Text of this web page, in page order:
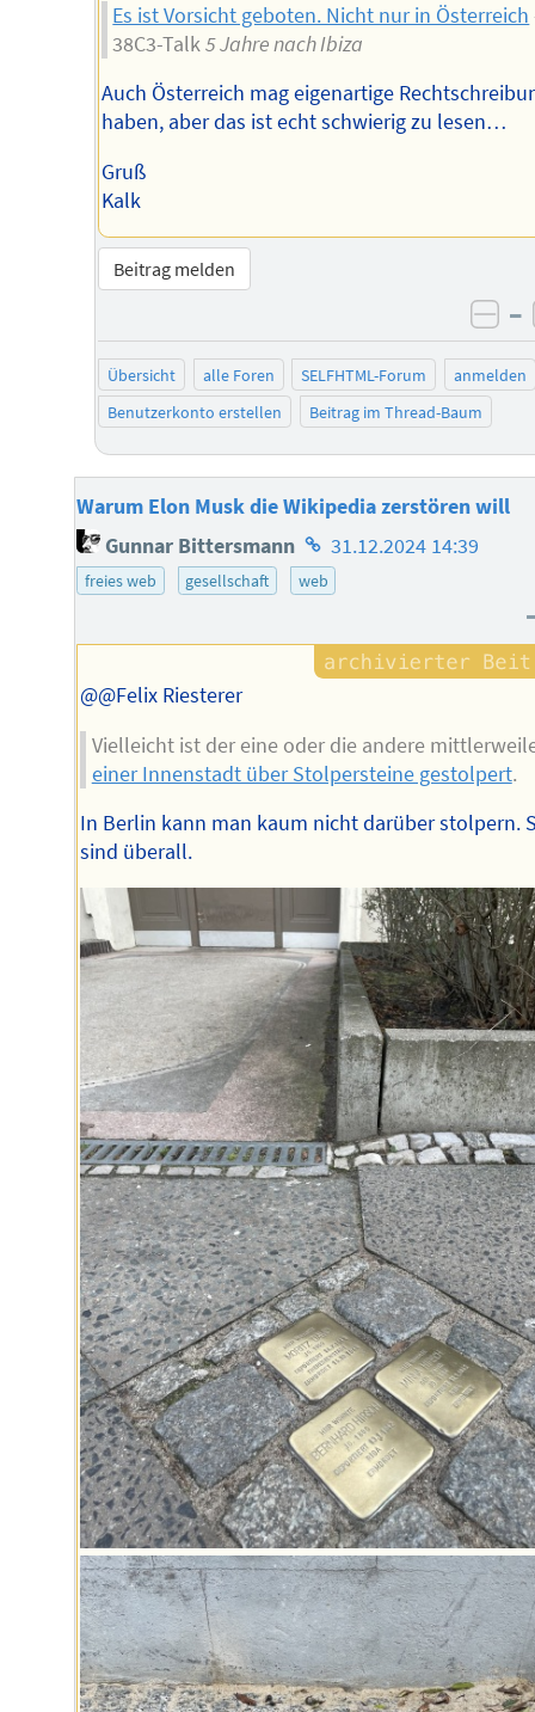
Es ist Vorsicht geboten. Nicht nur in Österreich
38C3-Talk5 Jahre nach Ibiza
Auch Österreich mag eigenartige
haben, aber das ist echt schwierig zu lesen…
Gruß
Kalk
Beitrag melden
–
Übersicht alle Foren SELFHTML-Forum
anmelden
Benutzerkonto erstellen
Beitrag im Thread-Baum
Warum Elon Musk die Wikipedia zerstören will
Gunnar Bittersmann Homepage
des
31.12.2024 14:39
freies web gesellschaft web
@@Felix Riesterer
Vielleicht ist der eine oder die andere
einer Innenstadt über Stolpersteine gestolpert.
In Berlin kann man kaum nicht darüber stolpern.
sind überall.